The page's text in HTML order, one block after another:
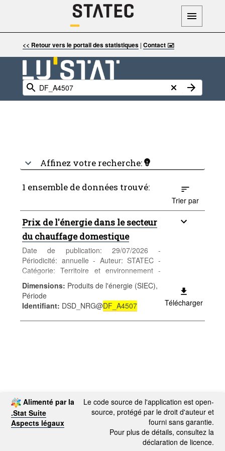
<< Retour vers le portail des statistiques| Contact 🖃
Affinez votre recherche:
1 ensemble de données trouvé:
Trier par
Prix de l'énergie dans le secteur
du chauffage domestique
Date de publication: 29/07/2026 -
Périodicité: annuelle - Auteur: STATEC -
Catégorie: Territoire et environnement -
Energie - Mots-clés: Energie, prix,
ménages
*** Remplace tableDF_A4507***
Dimensions: Produits de l'énergie (SIEC),
Période
Identifiant: DSD_NRG@DF_A4507 Télécharger
Alimenté par la
.Stat Suite
Aspects légaux
Le code source de l'application est open-
source, protégé par le droit d'auteur et
fourni sans garantie.
Pour plus de détails, consultez la
déclaration de licence.